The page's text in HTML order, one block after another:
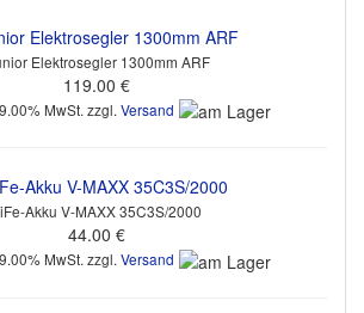
Elektrosegler 1300mm ARF
119.00 €
MwSt. zzgl. Versand
Akku V-MAXX 35C3S/2000
44.00 €
MwSt. zzgl. Versand